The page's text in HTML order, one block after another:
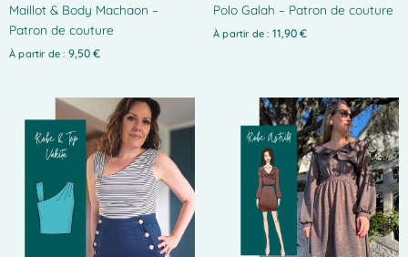
Maillot & Body Machaon –
Patron de couture
À partir de : 9,50 €
sur
la
page
Polo Galah – Patron de couture
À partir de : 11,90 €
variations.
options
produit
plusieurs
variations.